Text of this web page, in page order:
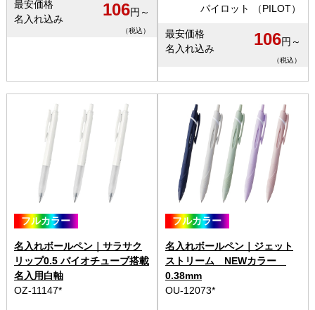
最安価格
名入れ込み
106円～
（税込）
パイロット （PILOT）
最安価格
名入れ込み
106円～
（税込）
フルカラー
名入れボールペン｜サラサク
リップ0.5 バイオチューブ搭載
名入用白軸
OZ-11147*
フルカラー
名入れボールペン｜ジェット
ストリーム NEWカラー
0.38mm
OU-12073*